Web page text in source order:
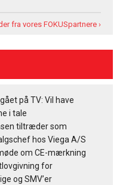
fra vores FOKUSpartnere ›
på TV: Vil have
i tale
tiltræder som
hos Viega A/S
om CE-mærkning
for
og SMV’er